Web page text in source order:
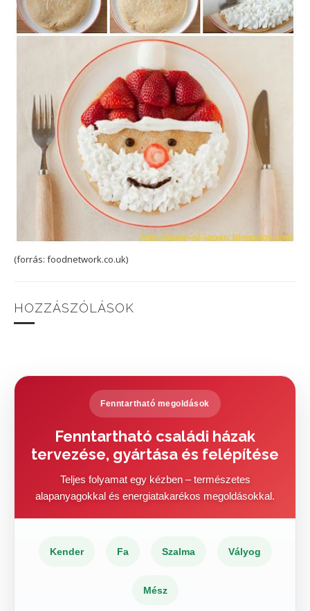
(forrás: foodnetwork.co.uk)
HOZZÁSZÓLÁSOK
Fenntartható megoldások
Fenntartható családi házak
tervezése, gyártása és felépítése
Teljes folyamat egy kézben – természetes
alapanyagokkal és energiatakarékos megoldásokkal.
Kender Fa Szalma Vályog
Mész